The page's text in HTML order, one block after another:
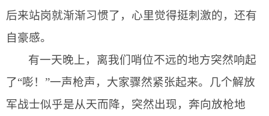
后来站岗就渐渐习惯了，心里觉得挺刺激的，还有
自豪感。
有一天晚上，离我们哨位不远的地方突然响起
了“嘭！”一声枪声，大家骤然紧张起来。几个解放
军战士似乎是从天而降，突然出现，奔向放枪地